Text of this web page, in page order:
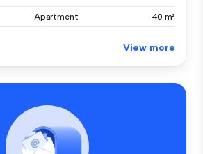
Apartment 40 m²
View more